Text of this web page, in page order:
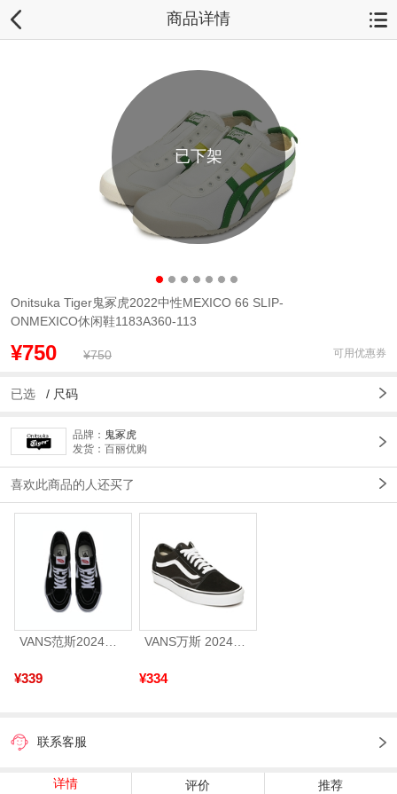
商品详情
已下架
Onitsuka Tiger鬼冢虎2022中性MEXICO 66 SLIP-
ONMEXICO休闲鞋1183A360-113
¥750 ¥750 可用优惠券
已选 / 尺码
品牌： 鬼冢虎
发货：百丽优购
喜欢此商品的人还买了
VANS范斯2024中性SK8-HiCL帆布鞋/硫化鞋VN000D5IB8C
¥339 ¥334
联系客服
详情 评价 推荐